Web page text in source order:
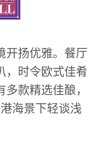
开扬优雅。餐厅
，时令欧式佳肴
款精选佳酿，
海景下轻谈浅